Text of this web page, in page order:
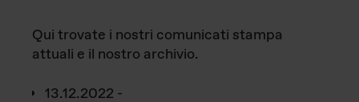
Qui trovate i nostri comunicati stampa
attuali e il nostro archivio.
13.12.2022 -